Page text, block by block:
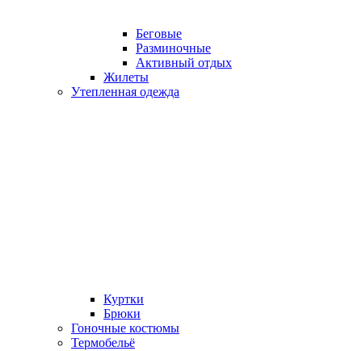
Беговые
Разминочные
Активный отдых
Жилеты
Утепленная одежда
Куртки
Брюки
Гоночные костюмы
Термобельё